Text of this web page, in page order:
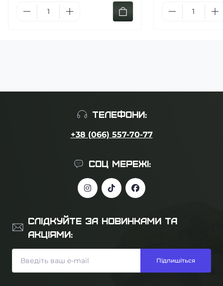
ТЕЛЕФОНИ:
+38 (066) 557-70-77
СОЦ МЕРЕЖІ:
СЛІДКУЙТЕ ЗА НОВИНКАМИ ТА
АКЦІЯМИ:
Підпишіться